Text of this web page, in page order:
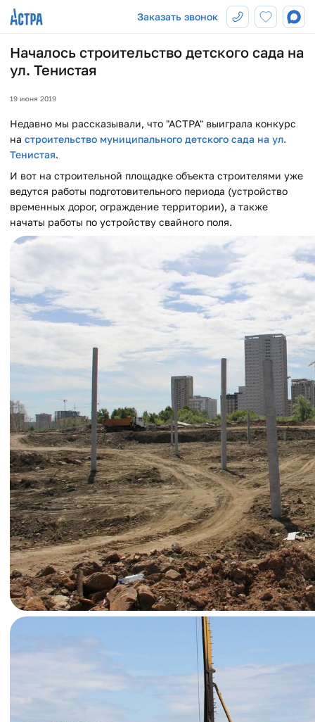
Заказать звонок
Началось строительство детского сада на
ул. Тенистая
19 июня 2019
Недавно мы рассказывали, что "АСТРА" выиграла конкурс
на строительство муниципального детского сада на ул.
Тенистая.
И вот на строительной площадке объекта строителями уже
ведутся работы подготовительного периода (устройство
временных дорог, ограждение территории), а также
начаты работы по устройству свайного поля.